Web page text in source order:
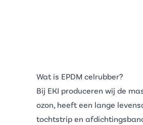
Wat is EPDM celrubber?
Bij EKI produceren wij de
ozon, heeft een lange
tochtstrip en